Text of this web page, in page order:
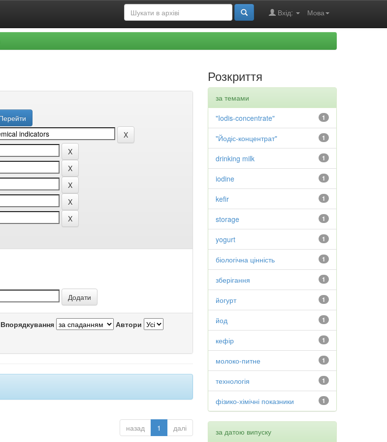
Мова
Вхід:
Впорядкування Автори
назад 1 далі
Розкриття
за темами
1
"Iodis-concentrate"
1
"Йодіс-концентрат"
1
drinking milk
1
iodine
1
kefir
1
storage
1
yogurt
1
біологічна цінність
1
зберігання
1
йогурт
1
йод
1
кефір
1
молоко-питне
1
технологія
1
фізико-хімічні показники
за датою випуску